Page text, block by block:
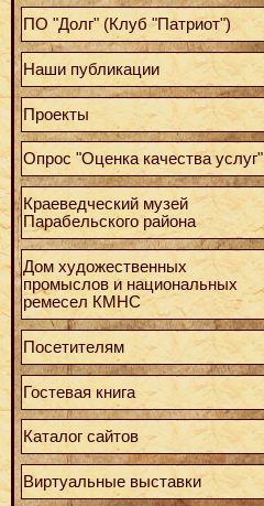
ПО "Долг" (Клуб "Патриот")
Наши публикации
Проекты
Опрос "Оценка качества услуг"
Краеведческий музей
Парабельского района
Дом художественных
промыслов и национальных
ремесел КМНС
Посетителям
Гостевая книга
Каталог сайтов
Виртуальные выставки